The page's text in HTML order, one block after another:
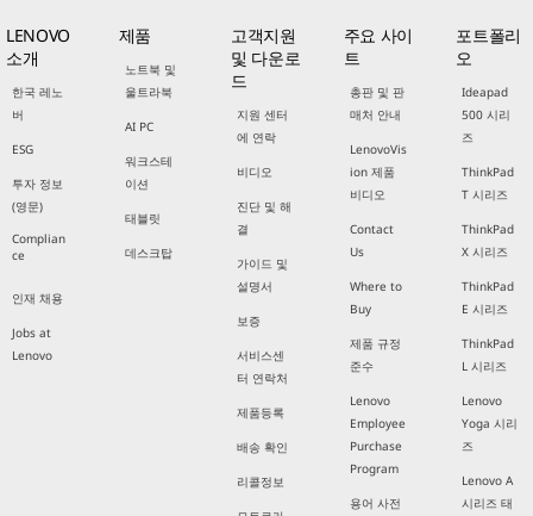
LENOVO
소개
한국 레노
버
ESG
투자 정보
(영문)
Complian
ce
인재 채용
Jobs at
Lenovo
제품
노트북 및
울트라북
AI PC
워크스테
이션
태블릿
데스크탑
고객지원
및 다운로
드
지원 센터
에 연락
비디오
진단 및 해
결
가이드 및
설명서
보증
서비스센
터 연락처
제품등록
배송 확인
리콜정보
주요 사이
트
총판 및 판
매처 안내
LenovoVis
ion 제품
비디오
Contact
Us
Where to
Buy
제품 규정
준수
Lenovo
Employee
Purchase
Program
용어 사전
포트폴리
오
Ideapad
500 시리
즈
ThinkPad
T 시리즈
ThinkPad
X 시리즈
ThinkPad
E 시리즈
ThinkPad
L 시리즈
Lenovo
Yoga 시리
즈
Lenovo A
시리즈 태